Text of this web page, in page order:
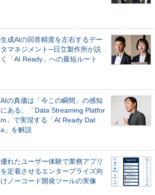
生成AIの回答精度を左右するデー
タマネジメント─日立製作所が説
く「AI Ready」への最短ルート
AIの真価は「今この瞬間」の感知
にある。「Data Streaming Platfor
m」で実現する「AI Ready Dat
a」を解説
優れたユーザー体験で業務アプリ
を定着させるエンタープライズ向
けノーコード開発ツールの実像